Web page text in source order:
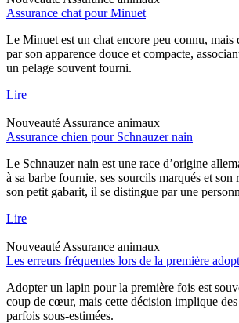
Assurance chat pour Minuet
Le Minuet est un chat encore peu connu, mais
par son apparence douce et compacte,
un pelage souvent fourni.
Lire
Nouveauté Assurance animaux
Assurance chien pour Schnauzer nain
Le Schnauzer nain est une race d’origine
à sa barbe fournie, ses sourcils marqués et
son petit gabarit, il se distingue par une
Lire
Nouveauté Assurance animaux
Les erreurs fréquentes lors de la première
Adopter un lapin pour la première fois est
coup de cœur, mais cette décision implique
parfois sous-estimées.